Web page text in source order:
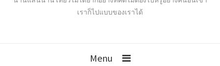
เราก็ไปแบบของเราได้
Menu